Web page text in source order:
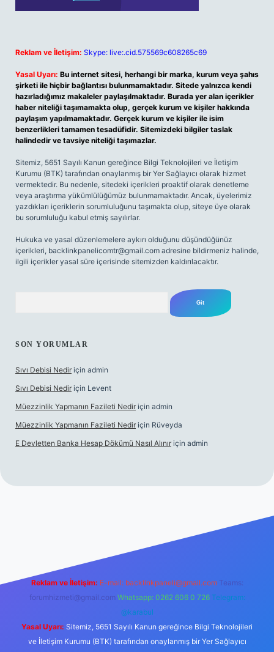
Reklam ve İletişim: Skype: live:.cid.575569c608265c69
Yasal Uyarı: Bu internet sitesi, herhangi bir marka, kurum veya şahıs
şirketi ile hiçbir bağlantısı bulunmamaktadır. Sitede yalnızca kendi
hazırladığımız makaleler paylaşılmaktadır. Burada yer alan içerikler
haber niteliği taşımamakta olup, gerçek kurum ve kişiler hakkında
paylaşım yapılmamaktadır. Gerçek kurum ve kişiler ile isim
benzerlikleri tamamen tesadüfidir. Sitemizdeki bilgiler taslak
halindedir ve tavsiye niteliği taşımazlar.
Sitemiz, 5651 Sayılı Kanun gereğince Bilgi Teknolojileri ve İletişim
Kurumu (BTK) tarafından onaylanmış bir Yer Sağlayıcı olarak hizmet
vermektedir. Bu nedenle, sitedeki içerikleri proaktif olarak denetleme
veya araştırma yükümlülüğümüz bulunmamaktadır. Ancak, üyelerimiz
yazdıkları içeriklerin sorumluluğunu taşımakta olup, siteye üye olarak
bu sorumluluğu kabul etmiş sayılırlar.
Hukuka ve yasal düzenlemelere aykırı olduğunu düşündüğünüz
içerikleri, backlinkpanelicomtr@gmail.com adresine bildirmeniz halinde,
ilgili içerikler yasal süre içerisinde sitemizden kaldırılacaktır.
SON YORUMLAR
Sıvı Debisi Nedir için admin
Sıvı Debisi Nedir için Levent
Müezzinlik Yapmanın Fazileti Nedir için admin
Müezzinlik Yapmanın Fazileti Nedir için Rüveyda
E Devletten Banka Hesap Dökümü Nasıl Alınır için admin
Reklam ve İletişim: E-mail: backlinkpaneli@gmail.com Teams:
forumhizmeti@gmail.com Whatsapp: 0262 606 0 726 Telegram:
@karabul
Yasal Uyarı: Sitemiz, 5651 Sayılı Kanun gereğince Bilgi Teknolojileri
ve İletişim Kurumu (BTK) tarafından onaylanmış bir Yer Sağlayıcı